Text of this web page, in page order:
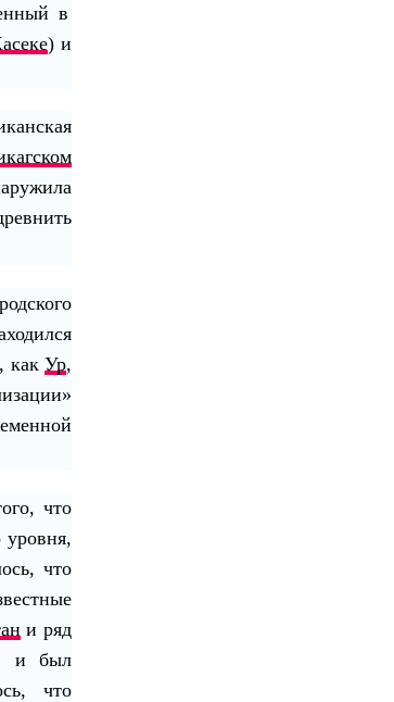
в
) и
какУр,
что
уровня,
что
и ряд
и был
что